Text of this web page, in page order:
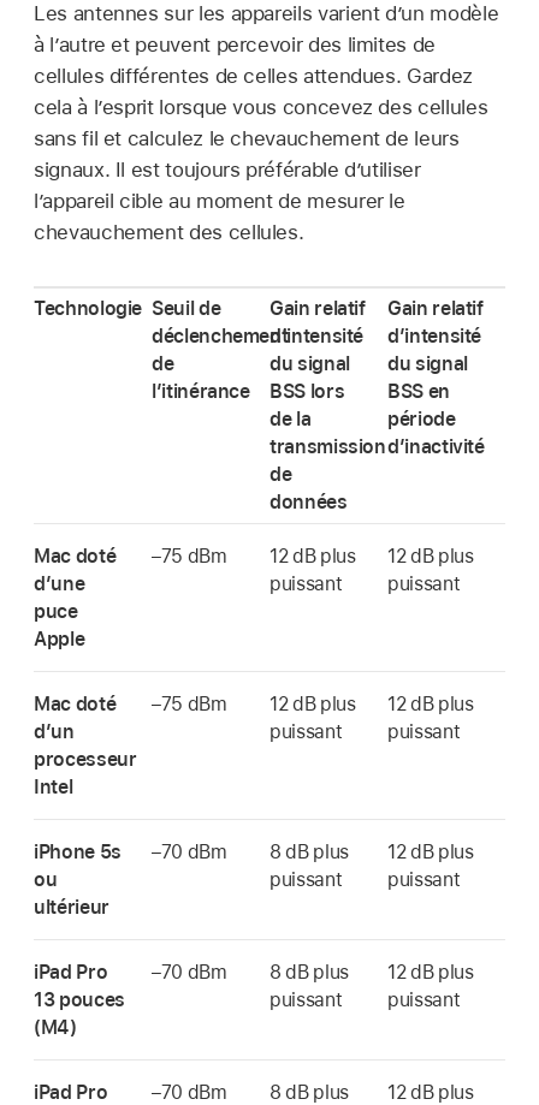
Les antennes sur les appareils varient d’un modèle
à l’autre et peuvent percevoir des limites de
cellules différentes de celles attendues. Gardez
cela à l’esprit lorsque vous concevez des cellules
sans fil et calculez le chevauchement de leurs
signaux. Il est toujours préférable d’utiliser
l’appareil cible au moment de mesurer le
chevauchement des cellules.
Technologie Seuil de
déclenchement
de
l’itinérance
Gain relatif
d’intensité
du signal
BSS lors
de la
transmission
de
données
Gain relatif
d’intensité
du signal
BSS en
période
d’inactivité
Mac doté
d’une
puce
Apple
–75 dBm
12 dB plus
puissant
12 dB plus
puissant
Mac doté
dʼun
processeur
Intel
–75 dBm
12 dB plus
puissant
12 dB plus
puissant
iPhone 5s
ou
ultérieur
–70 dBm
8 dB plus
puissant
12 dB plus
puissant
iPad Pro
13 pouces
(M4)
–70 dBm
8 dB plus
puissant
12 dB plus
puissant
iPad Pro
–70 dBm
8 dB plus
12 dB plus